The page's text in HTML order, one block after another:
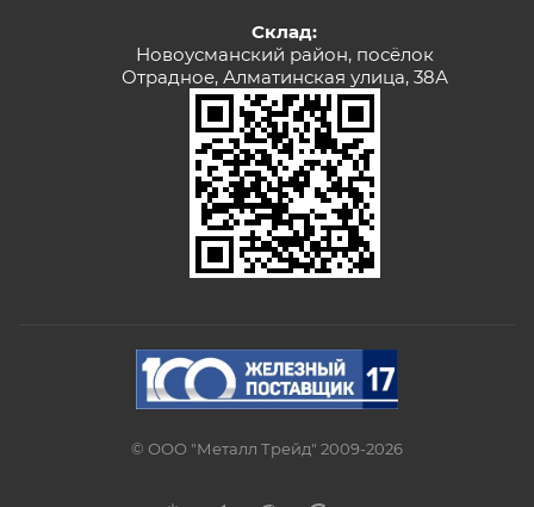
Склад:
Новоусманский район, посёлок
Отрадное, Алматинская улица, 38А
© ООО "Металл Трейд" 2009-2026